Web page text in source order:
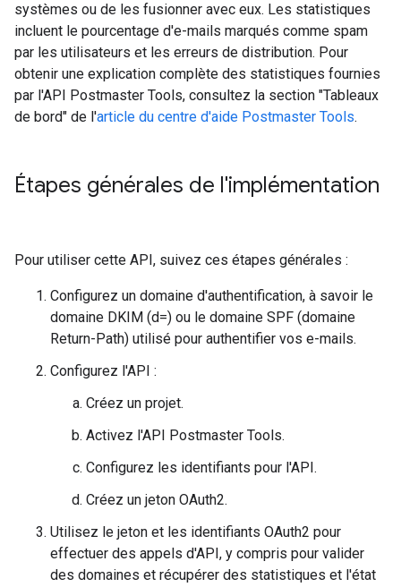
systèmes ou de les fusionner avec eux. Les statistiques
incluent le pourcentage d'e-mails marqués comme spam
par les utilisateurs et les erreurs de distribution. Pour
obtenir une explication complète des statistiques fournies
par l'API Postmaster Tools, consultez la section "Tableaux
de bord" de l'article du centre d'aide Postmaster Tools.
Étapes générales de l'implémentation
Pour utiliser cette API, suivez ces étapes générales :
Configurez un domaine d'authentification, à savoir le
domaine DKIM (d=) ou le domaine SPF (domaine
Return-Path) utilisé pour authentifier vos e-mails.
Configurez l'API :
Créez un projet.
Activez l'API Postmaster Tools.
Configurez les identifiants pour l'API.
Créez un jeton OAuth2.
Utilisez le jeton et les identifiants OAuth2 pour
effectuer des appels d'API, y compris pour valider
des domaines et récupérer des statistiques et l'état